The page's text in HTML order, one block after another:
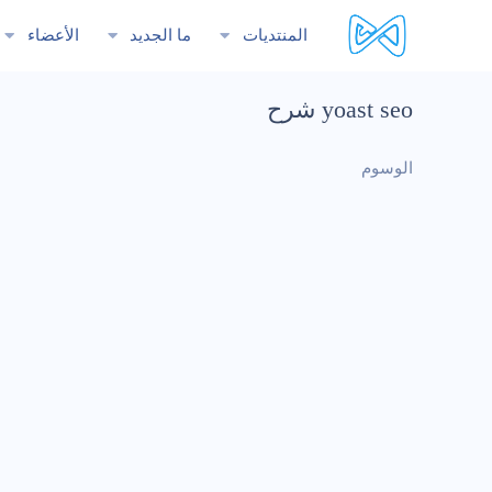
المنتديات ما الجديد الأعضاء
yoast seo شرح
الوسوم